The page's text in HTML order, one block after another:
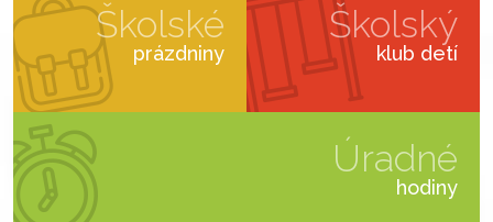
Školské
prázdniny
Školský
klub detí
Úradné
hodiny